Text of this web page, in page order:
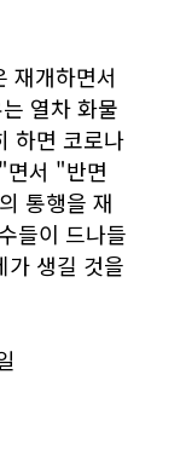
재개하면서
열차 화물
하면 코로나
면서 "반면
통행을 재
들이 드나들
가 생길 것을